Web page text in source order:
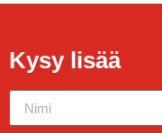
Kysy lisää